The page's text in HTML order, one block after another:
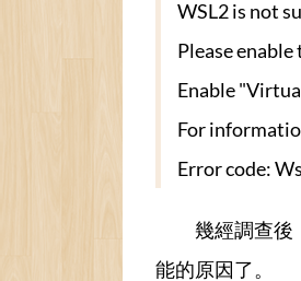
WSL2 is not
Please
Enable
For
Error code:
幾經調查後
能的原因了。